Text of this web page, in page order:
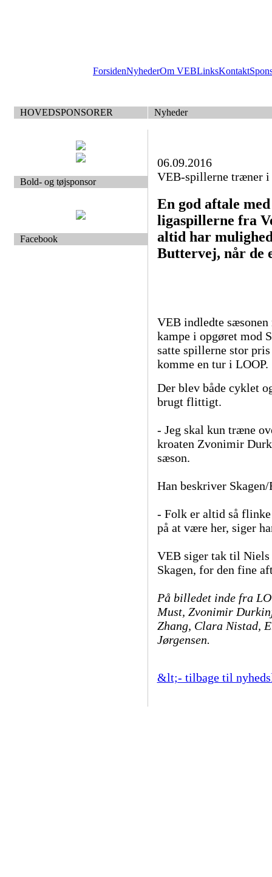
ForsidenNyhederOm VEBLinksKontakt
HOVEDSPONSORER Nyheder
Bold- og tøjsponsor
Facebook
06.09.2016
VEB-spillerne træner i
En god aftale
ligaspillerne fra
altid har
Buttervej, når de
VEB indledte sæsonen
kampe i opgøret mod
satte spillerne stor
komme en tur i LOOP.
Der blev både cyklet
brugt flittigt.
- Jeg skal kun træne
kroaten Zvonimir
sæson.
Han beskriver
- Folk er altid så
på at være her, siger
VEB siger tak til Niels
Skagen, for den fine
På billedet inde fra
Must, Zvonimir
Zhang, Clara Nistad,
Jørgensen.
&lt;- tilbage til